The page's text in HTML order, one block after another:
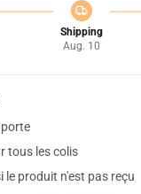
Shipping
Aug. 10
tous les colis
le produit n'est pas reçu